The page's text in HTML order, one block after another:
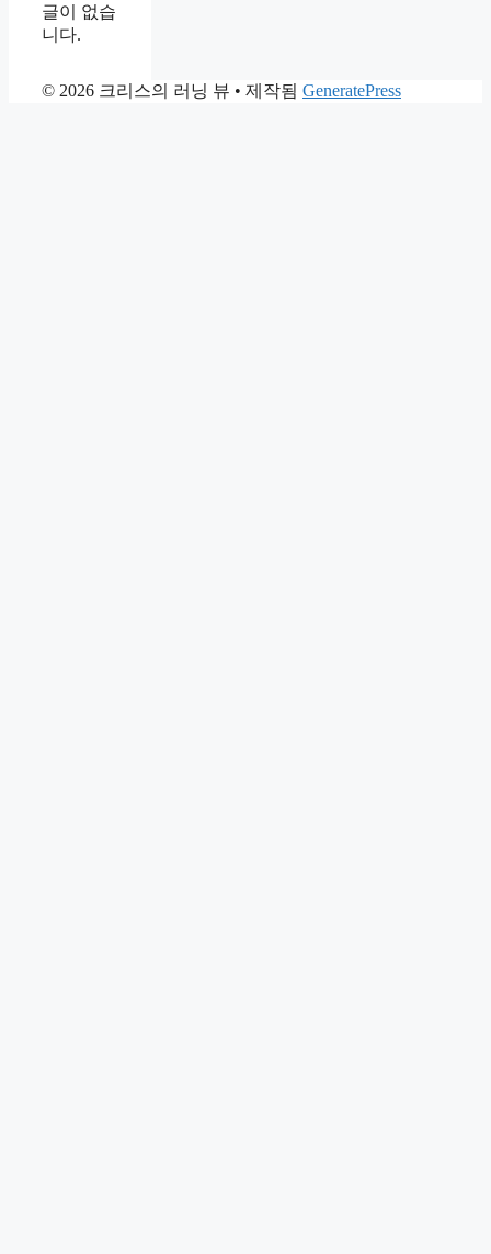
글이 없습
니다.
© 2026 크리스의 러닝 뷰 • 제작됨 GeneratePress